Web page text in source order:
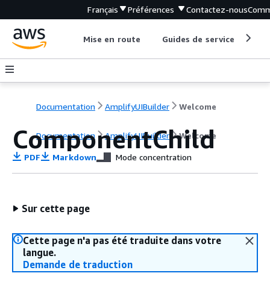
Français Préférences Contactez-nous
Mise en route Guides de service
Documentation AmplifyUIBuilder Welcome
Documentation AmplifyUIBuilder Welcome
ComponentChild
PDF Markdown Mode concentration
Sur cette page
Cette page n'a pas été traduite dans votre
langue.
Demande de traduction